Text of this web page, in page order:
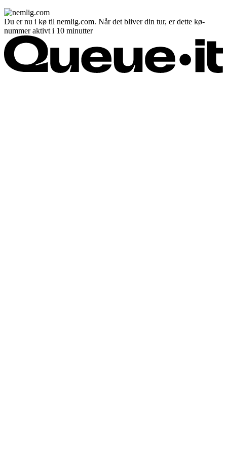
Du er nu i kø til nemlig.com. Når det bliver din tur, er dette kø-
nummer aktivt i 10 minutter